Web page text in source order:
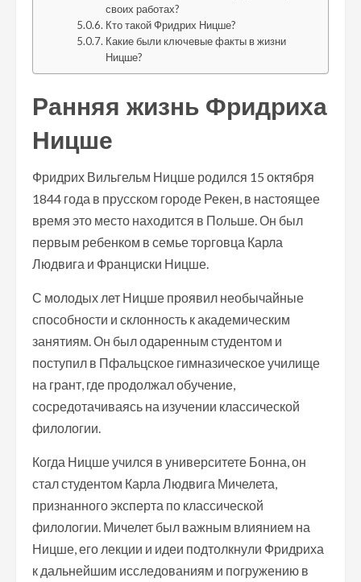
своих работах?
Кто такой Фридрих Ницше?
Какие были ключевые факты в жизни
Ницше?
Ранняя жизнь Фридриха
Ницше
Фридрих Вильгельм Ницше родился 15 октября
1844 года в прусском городе Рекен, в настоящее
время это место находится в Польше. Он был
первым ребенком в семье торговца Карла
Людвига и Франциски Ницше.
С молодых лет Ницше проявил необычайные
способности и склонность к академическим
занятиям. Он был одаренным студентом и
поступил в Пфальцское гимназическое училище
на грант, где продолжал обучение,
сосредотачиваясь на изучении классической
филологии.
Когда Ницше учился в университете Бонна, он
стал студентом Карла Людвига Мичелета,
признанного эксперта по классической
филологии. Мичелет был важным влиянием на
Ницше, его лекции и идеи подтолкнули Фридриха
к дальнейшим исследованиям и погружению в